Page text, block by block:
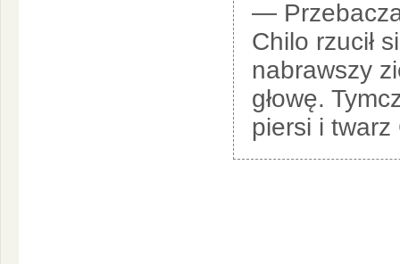
—
Chilo rzucił
nabrawszy
głowę.
piersi i twarz